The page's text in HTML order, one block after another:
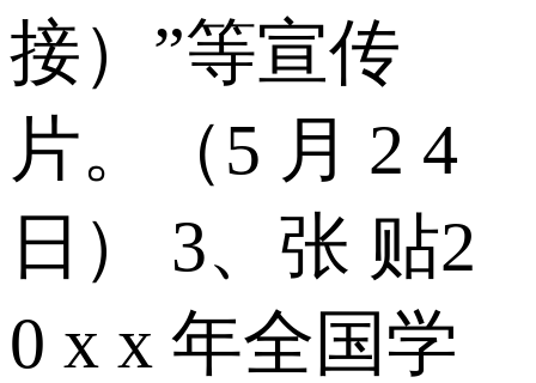
接）”等宣传
片。（5 月 2 4
日） 3、张 贴2
0 x x 年全国学